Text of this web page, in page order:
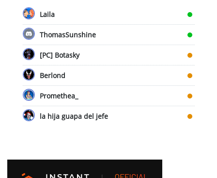
Laila
ThomasSunshine
[PC] Botasky
Berlond
Promethea_
la hija guapa del jefe